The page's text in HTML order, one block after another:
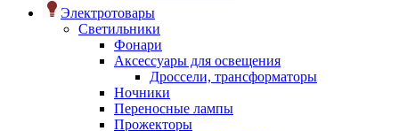
Электротовары
Светильники
Фонари
Аксессуары для освещения
Дроссели, трансформаторы
Ночники
Переносные лампы
Прожекторы